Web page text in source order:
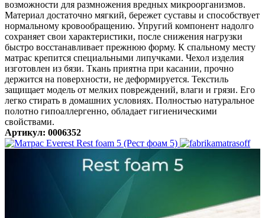
возможности для размножения вредных микроорганизмов.
Материал достаточно мягкий, бережет суставы и способствует
нормальному кровообращению. Упругий компонент надолго
сохраняет свои характеристики, после снижения нагрузки
быстро восстанавливает прежнюю форму. К спальному месту
матрас крепится специальными липучками. Чехол изделия
изготовлен из бязи. Ткань приятна при касании, прочно
держится на поверхности, не деформируется. Текстиль
защищает модель от мелких повреждений, влаги и грязи. Его
легко стирать в домашних условиях. Полностью натуральное
полотно гипоаллергенно, обладает гигиеническими
свойствами.
Артикул: 0006352